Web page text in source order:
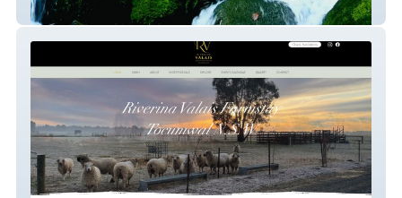
Free Flow Massage Therapy